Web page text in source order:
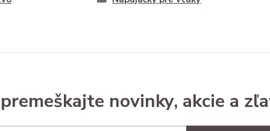
novinky, akcie a